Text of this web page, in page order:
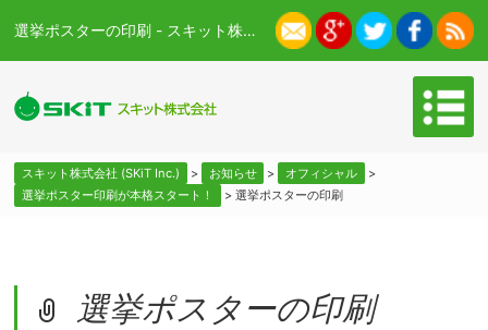
選挙ポスターの印刷 - スキット株式会社 (SKiT Inc.)
スキット株式会社 (SKiT Inc.) > お知らせ > オフィシャル
>
選挙ポスター印刷が本格スタート！
> 選挙ポスターの印刷
選挙ポスターの印刷